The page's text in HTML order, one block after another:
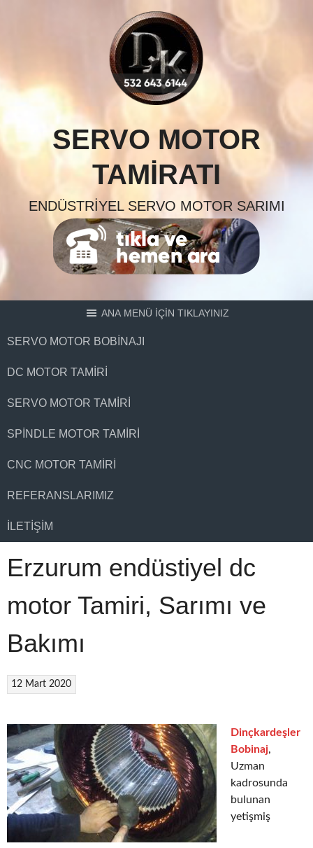
SERVO MOTOR
TAMIRATI
ENDÜSTRIYEL SERVO MOTOR SARIMI
ANA MENÜ İÇİN TIKLAYINIZ
SERVO MOTOR BOBINAJI
DC MOTOR TAMIRI
SERVO MOTOR TAMIRI
SPINDLE MOTOR TAMIRI
CNC MOTOR TAMIRI
REFERANSLARIMIZ
İLETIŞIM
Erzurum endüstiyel dc
motor Tamiri, Sarımı ve
Bakımı
12 Mart 2020
Dinçkardeşler
Bobinaj,
Uzman
kadrosunda
bulunan
yetişmiş